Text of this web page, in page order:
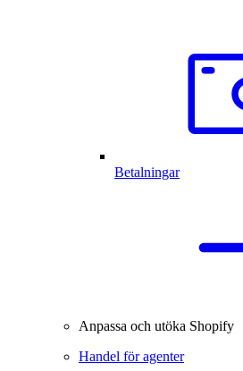
Betalningar
Anpassa och utöka Shopify
Handel för agenter